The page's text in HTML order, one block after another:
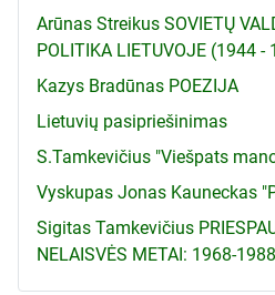
Arūnas Streikus SOVIETŲ
POLITIKA LIETUVOJE (1944 -
Kazys Bradūnas POEZIJA
Lietuvių pasipriešinimas
S.Tamkevičius "Viešpats
Vyskupas Jonas Kauneckas
Sigitas Tamkevičius
NELAISVĖS METAI: 1968-1988